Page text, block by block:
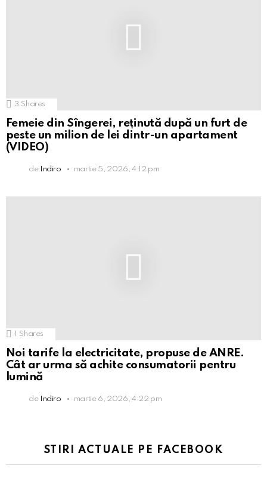
3 Shares
Femeie din Sîngerei, reținută după un furt de
peste un milion de lei dintr-un apartament
(VIDEO)
de Indiro martie 5, 2026, 4:12 pm
1 Shares
Noi tarife la electricitate, propuse de ANRE.
Cât ar urma să achite consumatorii pentru
lumină
de Indiro martie 6, 2026, 4:22 pm
STIRI ACTUALE PE FACEBOOK